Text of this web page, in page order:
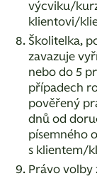
výcviku/
klientovi/
Školitelka,
zavazuje
nebo do 5
případech
pověřený
dnů od
písemného
s klientem/
Právo volby